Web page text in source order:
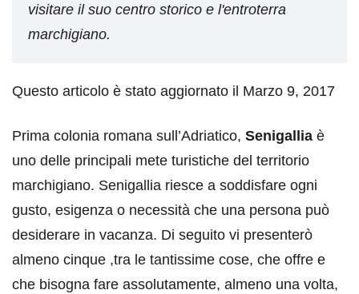
visitare il suo centro storico e l'entroterra
marchigiano.
Questo articolo è stato aggiornato il Marzo 9, 2017
Prima colonia romana sull’Adriatico, Senigallia è
uno delle principali mete turistiche del territorio
marchigiano. Senigallia riesce a soddisfare ogni
gusto, esigenza o necessità che una persona può
desiderare in vacanza. Di seguito vi presenterò
almeno cinque ,tra le tantissime cose, che offre e
che bisogna fare assolutamente, almeno una volta,